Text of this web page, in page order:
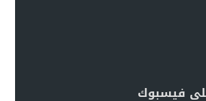
فيسبوك